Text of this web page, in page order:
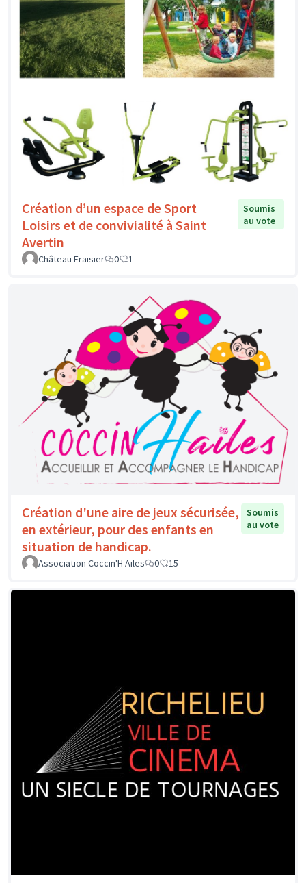
Création d’un espace de Sport
Loisirs et de convivialité à Saint
Avertin
Soumis
au vote
Château Fraisier 0 1
Création d'une aire de jeux sécurisée,
en extérieur, pour des enfants en
situation de handicap.
Soumis
au vote
Association Coccin'H Ailes 0 15